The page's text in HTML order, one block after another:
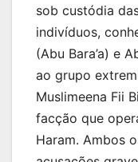
sob custódia
indivíduos,
(Abu Bara’a) e
ao grupo
Muslimeena Fii
facção que
Haram. Ambos